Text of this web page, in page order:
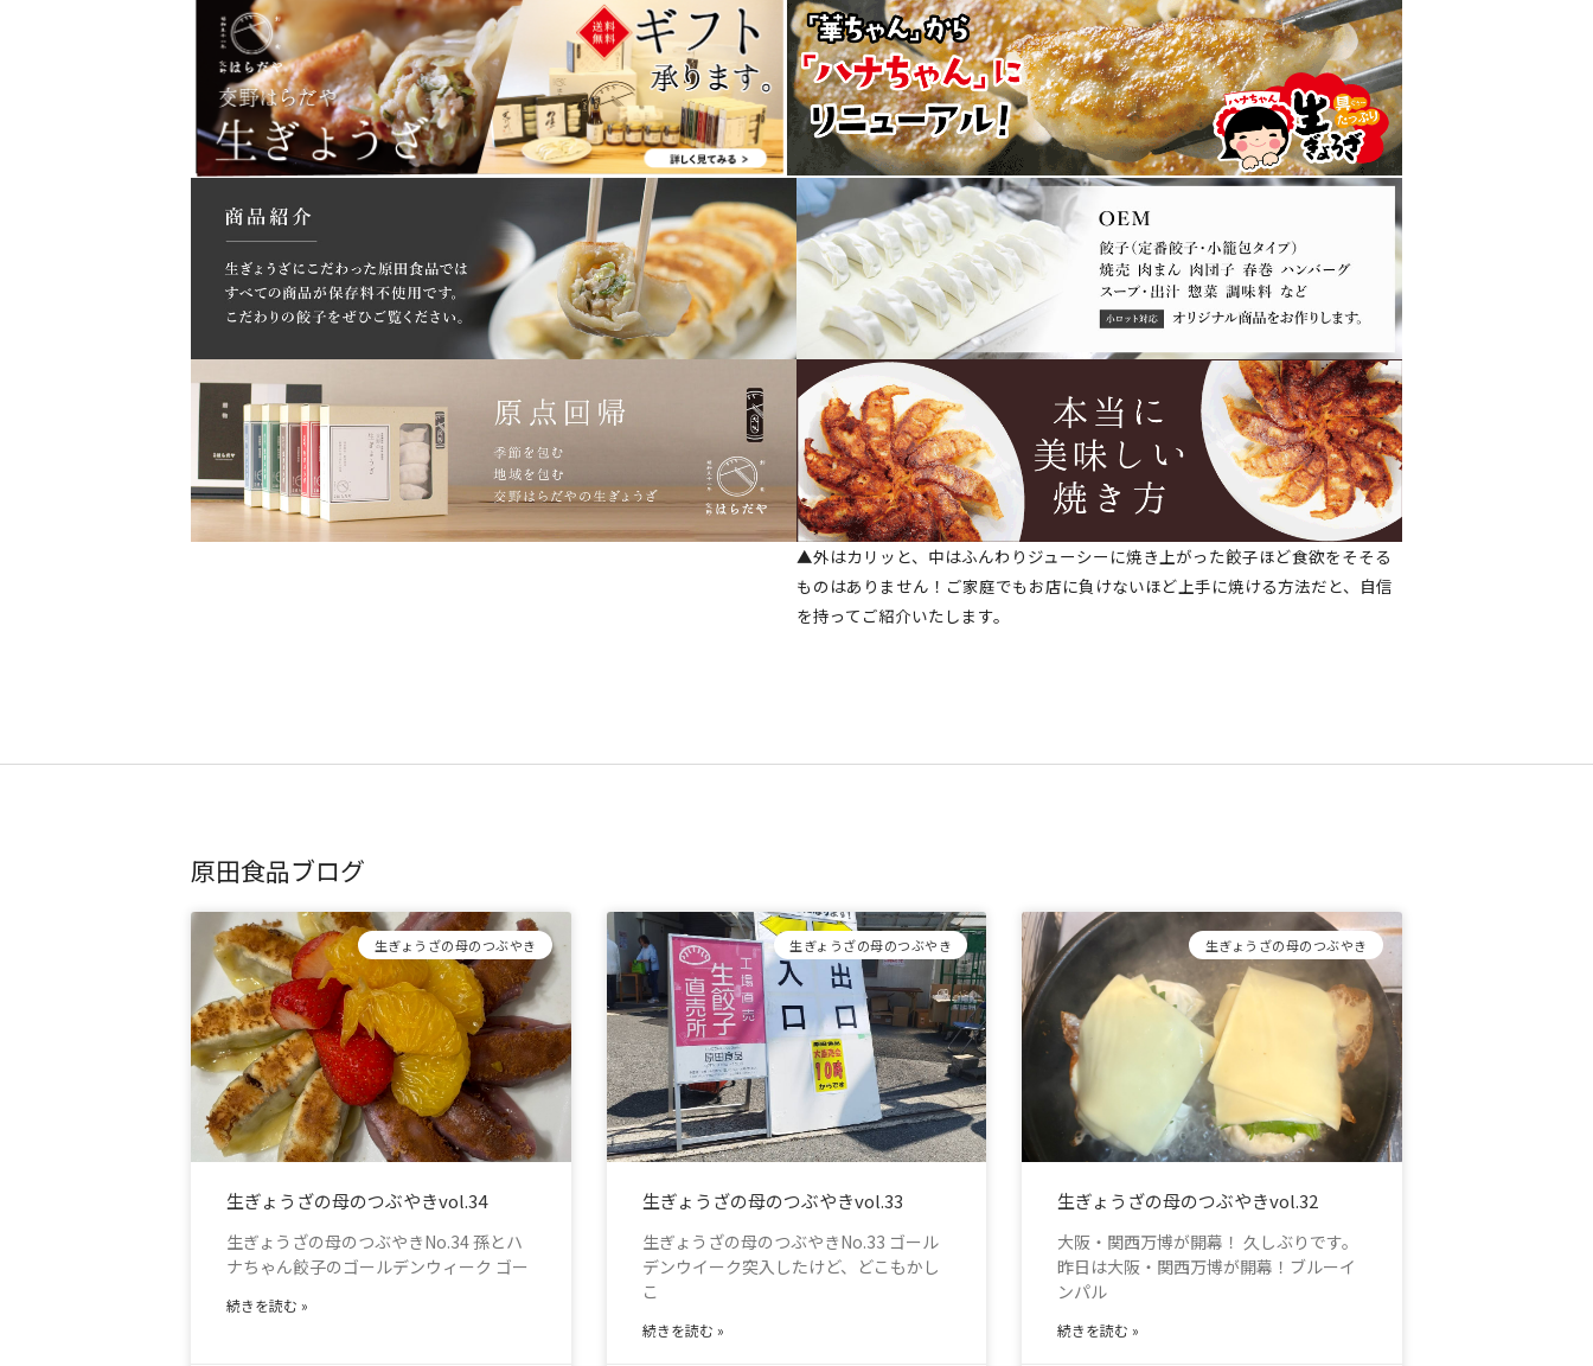
▲外はカリッと、中はふんわりジューシーに焼き上がった餃子ほど食欲をそそる
ものはありません！ご家庭でもお店に負けないほど上手に焼ける方法だと、自信
を持ってご紹介いたします。
原田食品ブログ
生ぎょうざの母のつぶやき
生ぎょうざの母のつぶやきvol.34
生ぎょうざの母のつぶやきNo.34 孫とハ
ナちゃん餃子のゴールデンウィーク ゴー
続きを読む »
生ぎょうざの母のつぶやき
生ぎょうざの母のつぶやきvol.33
生ぎょうざの母のつぶやきNo.33 ゴール
デンウイーク突入したけど、どこもかし
こ
続きを読む »
生ぎょうざの母のつぶやき
生ぎょうざの母のつぶやきvol.32
大阪・関西万博が開幕！ 久しぶりです。
昨日は大阪・関西万博が開幕！ブルーイ
ンパル
続きを読む »